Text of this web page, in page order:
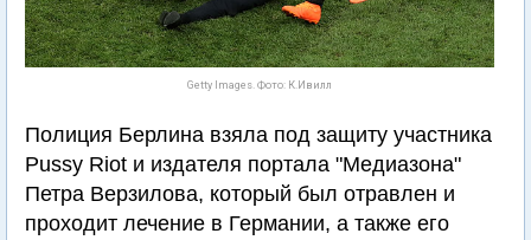
Getty Images. Фото: К.Ивилл
Полиция Берлина взяла под защиту участника
Pussy Riot и издателя портала "Медиазона"
Петра Верзилова, который был отравлен и
проходит лечение в Германии, а также его